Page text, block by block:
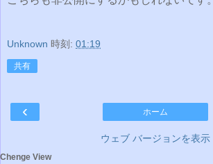
Unknown 時刻: 01:19
共有
‹ ホーム
ウェブ バージョンを表示
Chenge View